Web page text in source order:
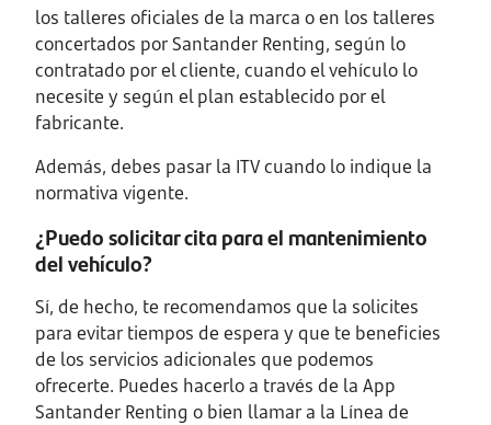
los talleres oficiales de la marca o en los talleres
concertados por Santander Renting, según lo
contratado por el cliente, cuando el vehículo lo
necesite y según el plan establecido por el
fabricante.
Además, debes pasar la ITV cuando lo indique la
normativa vigente.
¿Puedo solicitar cita para el mantenimiento
del vehículo?
Sí, de hecho, te recomendamos que la solicites
para evitar tiempos de espera y que te beneficies
de los servicios adicionales que podemos
ofrecerte. Puedes hacerlo a través de la App
Santander Renting o bien llamar a la Línea de